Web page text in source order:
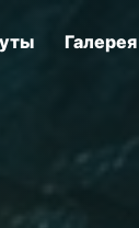
Галерея